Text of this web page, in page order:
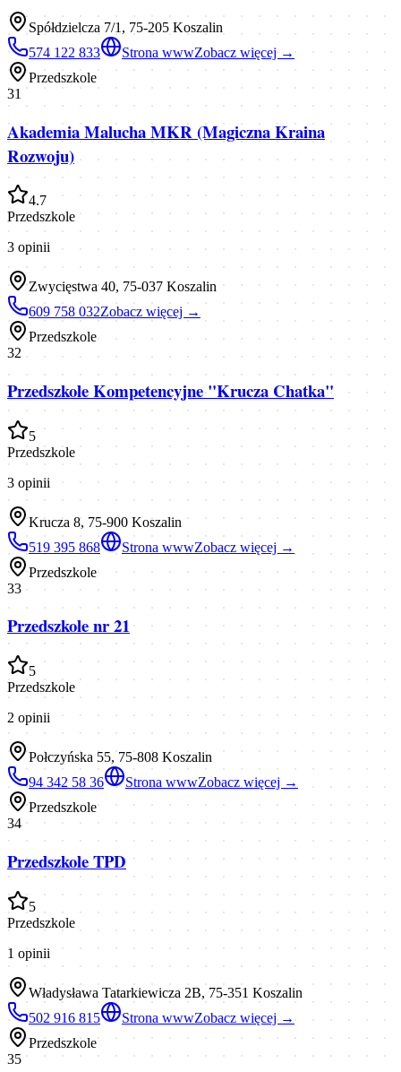
Spółdzielcza 7/1, 75-205 Koszalin
574 122 833
Strona wwwZobacz więcej →
Przedszkole
31
Akademia Malucha MKR (Magiczna Kraina
Rozwoju)
4.7
Przedszkole
3 opinii
Zwycięstwa 40, 75-037 Koszalin
609 758 032Zobacz więcej →
Przedszkole
32
Przedszkole Kompetencyjne "Krucza Chatka"
5
Przedszkole
3 opinii
Krucza 8, 75-900 Koszalin
519 395 868
Strona wwwZobacz więcej →
Przedszkole
33
Przedszkole nr 21
5
Przedszkole
2 opinii
Połczyńska 55, 75-808 Koszalin
94 342 58 36
Strona wwwZobacz więcej →
Przedszkole
34
Przedszkole TPD
5
Przedszkole
1 opinii
Władysława Tatarkiewicza 2B, 75-351 Koszalin
502 916 815
Strona wwwZobacz więcej →
Przedszkole
35